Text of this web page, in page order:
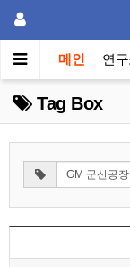
메인 연
Tag Box